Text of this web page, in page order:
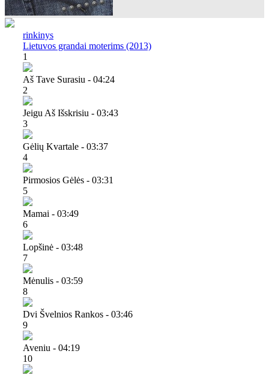
rinkinys
Lietuvos grandai moterims (2013)
1
Aš Tave Surasiu - 04:24
2
Jeigu Aš Išskrisiu - 03:43
3
Gėlių Kvartale - 03:37
4
Pirmosios Gėlės - 03:31
5
Mamai - 03:49
6
Lopšinė - 03:48
7
Mėnulis - 03:59
8
Dvi Švelnios Rankos - 03:46
9
Aveniu - 04:19
10